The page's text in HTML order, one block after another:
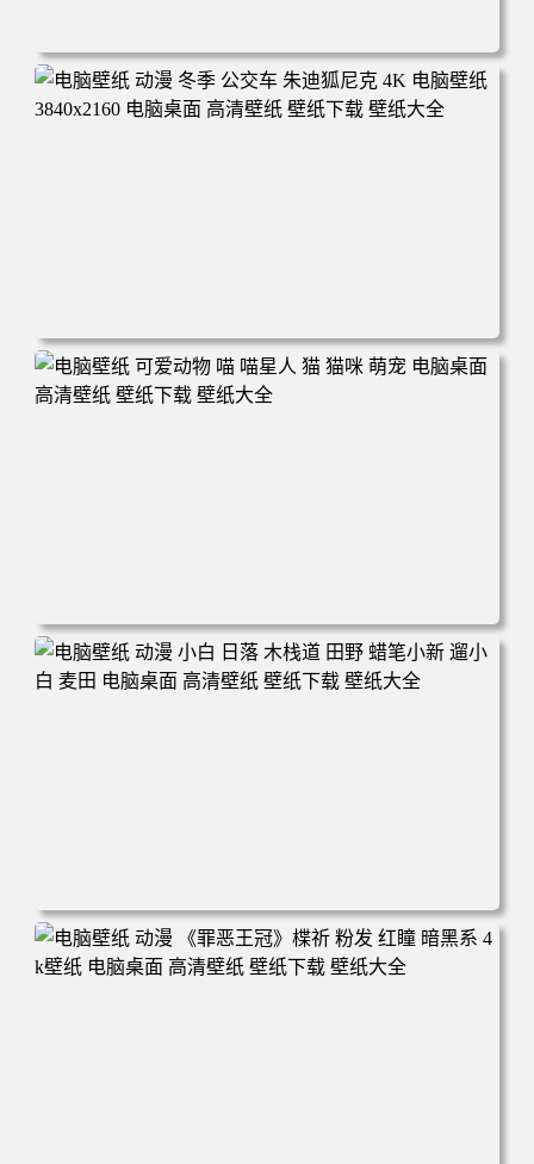
电脑壁纸 完美世界 荒天帝石昊 4K高清动漫壁纸 电脑桌面
高清壁纸 壁纸下载 壁纸大全
电脑壁纸 动漫 冬季 公交车 朱迪狐尼克 4K 电脑壁纸 3840x2
160 电脑桌面 高清壁纸 壁纸下载 壁纸大全
电脑壁纸 可爱动物 喵 喵星人 猫 猫咪 萌宠 电脑桌面 高清壁
纸 壁纸下载 壁纸大全
电脑壁纸 动漫 小白 日落 木栈道 田野 蜡笔小新 遛小白 麦田
电脑桌面 高清壁纸 壁纸下载 壁纸大全